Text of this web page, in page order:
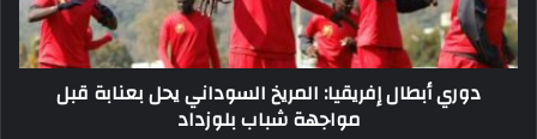
بعنابة
قبل
مواجهة
دوري أبطال إفريقيا: المريخ السوداني يحل بعنابة قبل
مواجهة شباب بلوزداد